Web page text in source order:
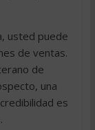
usted puede
de ventas.
de
una
es